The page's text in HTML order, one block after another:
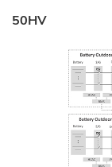
50HV